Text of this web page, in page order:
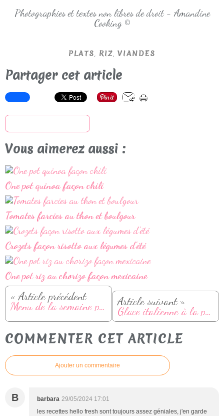
Photographies et textes non libres de droit - Amandine
Cooking ©
PLATS, RIZ, VIANDES
Partager cet article
Vous aimerez aussi :
One pot quinoa façon chili
Tomates farcies au thon et boulgour
Crozets façon risotto aux légumes d'été
One pot riz au chorizo façon mexicaine
« Article précédent
Menu de la semaine printemps : du 27 mai au 02 juin Article suivant »
Glace italienne à la pistache maison
COMMENTER CET ARTICLE
Ajouter un commentaire
B barbara 29/05/2024 17:01
les recettes hello fresh sont toujours assez géniales, j'en garde